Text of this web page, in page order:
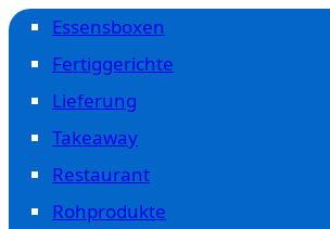
Essensboxen
Fertiggerichte
Lieferung
Takeaway
Restaurant
Rohprodukte